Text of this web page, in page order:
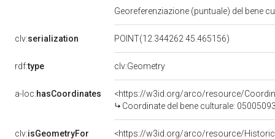
Georeferenziazione (puntuale) del bene
clv:serialization POINT(12.344262 45.465156)
rdf:type clv:Geometry
a-loc:hasCoordinates
<https://w3id.org/arco/resource/
Coordinate del bene culturale:
clv:isGeometryFor
<https://w3id.org/arco/resource/